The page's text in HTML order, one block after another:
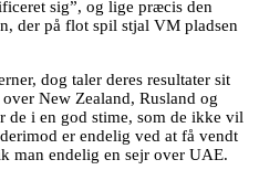
sig”, og lige præcis den
der på flot spil stjal VM pladsen
dog taler deres resultater sit
New Zealand, Rusland og
de i en god stime, som de ikke vil
er endelig ved at få vendt
man endelig en sejr over UAE.